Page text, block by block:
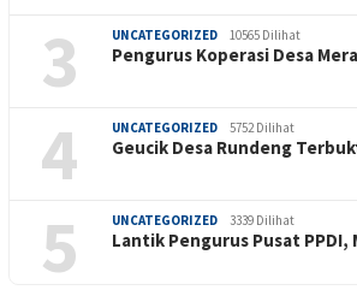
3 UNCATEGORIZED 10565 Dilihat
Pengurus Koperasi Desa
4 UNCATEGORIZED 5752 Dilihat
Geucik Desa Rundeng
5 UNCATEGORIZED 3339 Dilihat
Lantik Pengurus Pusat